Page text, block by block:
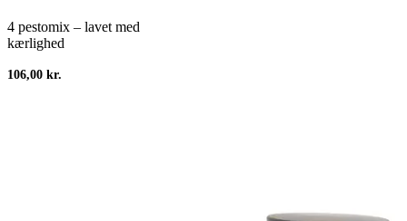
4 pestomix – lavet med
kærlighed
106,00 kr.